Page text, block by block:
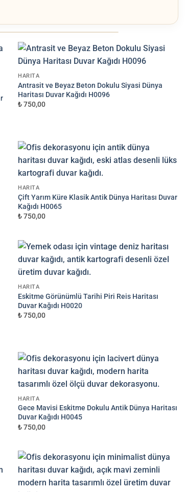
+300 TL
ALAN
M² FIYATI
HARITA
Antrasit ve Beyaz Beton Dokulu Siyasi Dünya
Haritası Duvar Kağıdı H0096
₺ 750,00
HARITA
Çift Yarım Küre Klasik Antik Dünya Haritası Duvar
Kağıdı H0065
₺ 750,00
HARITA
Eskitme Görünümlü Tarihi Piri Reis Haritası
Duvar Kağıdı H0020
₺ 750,00
HARITA
Gece Mavisi Eskitme Dokulu Antik Dünya Haritası
Duvar Kağıdı H0045
₺ 750,00